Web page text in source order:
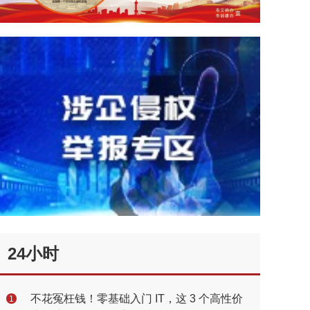
24小时
1
不花冤枉钱！零基础入门 IT，这 3 个高性价